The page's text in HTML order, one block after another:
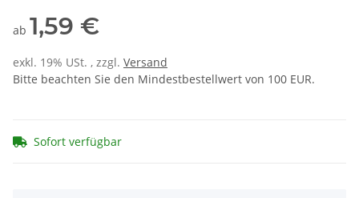
ab 1,59 €
exkl. 19% USt. , zzgl. Versand
Bitte beachten Sie den Mindestbestellwert von 100 EUR.
Sofort verfügbar